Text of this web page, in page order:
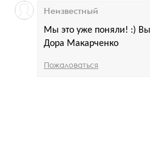
Мы это уже поняли! :) Вы
Дора Макарченко
Неизвестный
Пожаловаться